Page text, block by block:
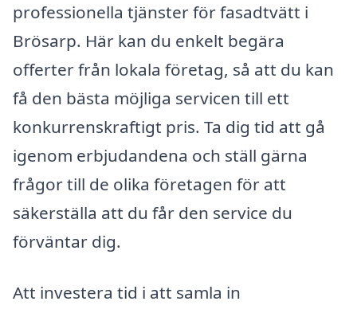
professionella tjänster för fasadtvätt i
Brösarp. Här kan du enkelt begära
offerter från lokala företag, så att du kan
få den bästa möjliga servicen till ett
konkurrenskraftigt pris. Ta dig tid att gå
igenom erbjudandena och ställ gärna
frågor till de olika företagen för att
säkerställa att du får den service du
förväntar dig.
Att investera tid i att samla in